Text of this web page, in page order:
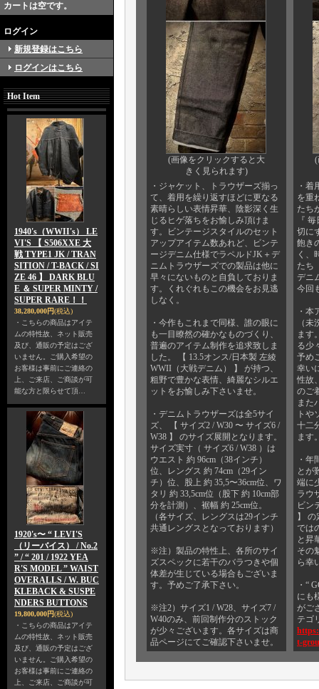
カートは空です。
ログイン
新規登録はこちら
ログインはこちら
Hot Item
1940's（WWII's） LE
VI'S 【 S506XXE 大
戦 TYPE1 JK / TRAN
SITION / T-BACK / SI
ZE 46 】 DARK BLU
E ＆ SUPER MINTY /
SUPER RARE！！
38,280,000円(税込)
・こちらの商品はアイテ
ムの特性故、ネット販売
及び、通販の予定はござ
いません。ご購入希望の
お客様は事前にご連絡の
上、ご来店、ご商談が可
能な方と限らせて頂…
1920's〜 “ LEVI'S
（リーバイス） / No.2
” / “ 201 / 1922 YEA
R'S MODEL ” WAIST
OVERALLS / W. BUC
KLEBACK & SUSPE
NDERS BUTTONS
19,800,000円(税込)
・こちらの商品はアイテ
ムの特性故、ネット販売
及び、通販の予定はござ
いません。ご購入希望の
お客様は事前にご連絡の
上、ご来店、ご商談が可
(画像をクリックすると大
きく見られます)
・ジャケット、トラウザーズ揃っ
て、着用を繰り返すほどに更なる
素晴らしい表情昇華、陰影深く生
じるヒゲ落ちをお愉しみ頂けま
す。ビンテージスタイルのセット
アップアイテム数あれど、ビンテ
ージデニム仕様でラペルドJK＋デ
ニムトラウザーズでの製品は他に
早々にないものと自負しておりま
す。くれぐれもこの機会をお見逃
しなく。
・今作もこれまで同様、誰の眼に
も一目瞭然の確かなものづくり、
普遍のアイテム制作を追求致しま
した。 【 13.5オンス/日本製 左綾
WWII（大戦デニム） 】 が持つ、
粗野で豊かな表情、綺麗なシルエ
ットをお愉しみ下さいませ。
・デニムトラウザーズは全5サイ
ズ、 【 サイズ2 / W30 〜 サイズ6 /
W38 】 のサイズ展開となります。
サイズ実寸（ サイズ6 / W38 ）は
ウエスト 約 96cm（38インチ）
位、レングス 約 74cm（29イン
チ）位、股上 約 35,5〜36cm位、ワ
タリ 約 33,5cm位（股下 約 10cm部
分を計測）、裾幅 約 25cm位。
（各サイズ、レングスは29インチ
共通レングスとなっております）
※注）製品の特性上、各所のサイ
ズスペックに若干のバラつきや個
体差が生じている場合もございま
す。予めご了承下さい。
※注2）サイズ1 / W28、サイズ7 /
W40のみ、前回制作分のストック
が少々ございます。各サイズは商
品ページにてご確認下さいませ。
(
・着
を重
たち
『
切に
飽き
く、
たち
デニ
今回
・本
（
ます
る少
予め
幸い
性故
のご
また
トや
十二
ます
・年
とが
端に
ラウ
ビン
】
では
と昇
その
ら幸
・“
にも
がご
テゴ
t-